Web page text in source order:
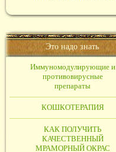
Это надо знать
Иммуномодулирующие и
противовирусные
препараты
КОШКОТЕРАПИЯ
КАК ПОЛУЧИТЬ
КАЧЕСТВЕННЫЙ
МРАМОРНЫЙ ОКРАС